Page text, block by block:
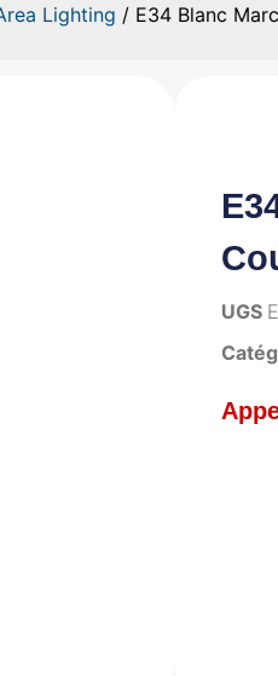
Lighting / E34 Blanc
UGS